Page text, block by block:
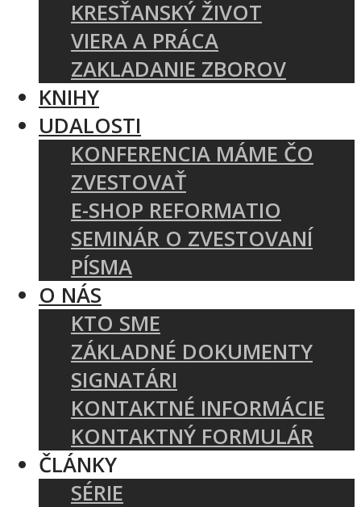
KRESŤANSKÝ ŽIVOT
VIERA A PRÁCA
ZAKLADANIE ZBOROV
KNIHY
UDALOSTI
KONFERENCIA MÁME ČO
ZVESTOVAŤ
E-SHOP REFORMATIO
SEMINÁR O ZVESTOVANÍ
PÍSMA
O NÁS
KTO SME
ZÁKLADNÉ DOKUMENTY
SIGNATÁRI
KONTAKTNÉ INFORMÁCIE
KONTAKTNÝ FORMULÁR
ČLÁNKY
SÉRIE